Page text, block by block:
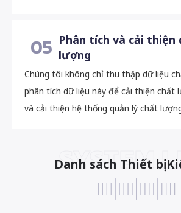
05 Phân tích và cải thiện
lượng
Chúng tôi không chỉ thu thập dữ liệu
phân tích dữ liệu này để cải thiện chất
và cải thiện hệ thống quản lý chất
SYSTEM
Danh sách Thiết bị